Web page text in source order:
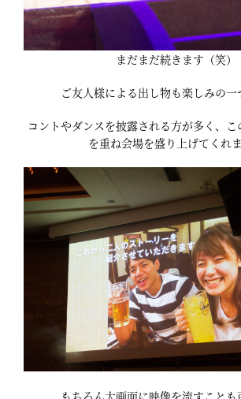
まだまだ続きます（笑）
ご友人様による出し物も楽しみの一
コントやダンスを披露される方が多く、
を重ね会場を盛り上げてくれ